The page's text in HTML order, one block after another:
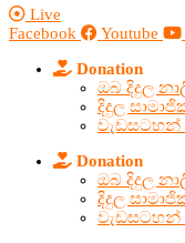
Live
Facebook
Youtube
Donation
ඔබ දිදුල
දිදුල
වැඩසටහන්
Donation
ඔබ දිදුල
දිදුල
වැඩසටහන්